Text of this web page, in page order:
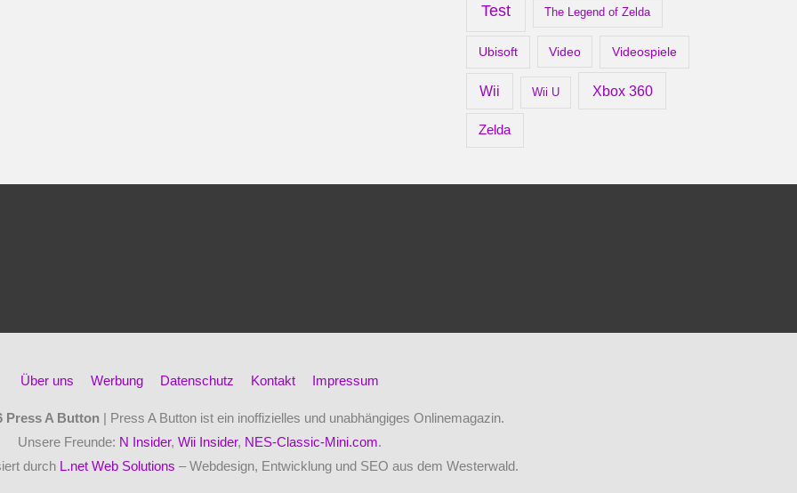
Test The Legend of Zelda
Ubisoft Video Videospiele
Wii Wii U Xbox 360
Zelda
Über uns Werbung Datenschutz Kontakt Impressum
Press A Button| Press A Button ist ein inoffizielles und unabhängiges Onlinemagazin.
Unsere Freunde: N Insider, Wii Insider, NES-Classic-Mini.com.
durch L.net Web Solutions – Webdesign, Entwicklung und SEO aus dem Westerwald.